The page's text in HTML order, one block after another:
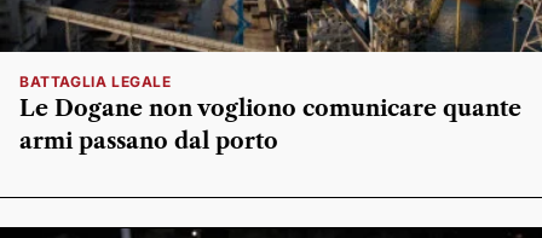
BATTAGLIA LEGALE
Le Dogane non vogliono comunicare quante
armi passano dal porto